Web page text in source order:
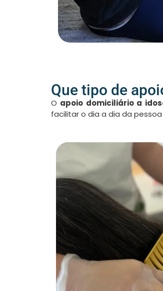
Que tipo de
O apoio domiciliário a
facilitar o dia a dia da